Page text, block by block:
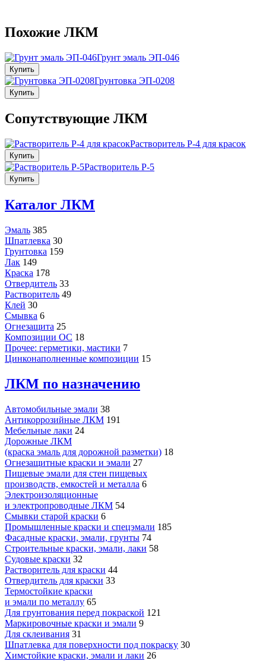
Похожие ЛКМ
Грунт эмаль ЭП-046
Купить
Грунтовка ЭП-0208
Купить
Сопутствующие ЛКМ
Растворитель Р-4 для красок
Купить
Растворитель Р-5
Купить
Каталог ЛКМ
Эмаль 385
Шпатлевка 30
Грунтовка 159
Лак 149
Краска 178
Отвердитель 33
Растворитель 49
Клей 30
Смывка 6
Огнезащита 25
Композиции ОС 18
Прочее: герметики, мастики 7
Цинконаполненные композиции 15
ЛКМ по назначению
Автомобильные эмали 38
Антикоррозийные ЛКМ 191
Мебельные лаки 24
Дорожные ЛКМ
(краска эмаль для дорожной разметки) 18
Огнезащитные краски и эмали 27
Пищевые эмали для стен пищевых
производств, емкостей и металла 6
Электроизоляционные
и электропроводные ЛКМ 54
Смывки старой краски 6
Промышленные краски и спецэмали 185
Фасадные краски, эмали, грунты 74
Строительные краски, эмали, лаки 58
Судовые краски 32
Растворитель для краски 44
Отвердитель для краски 33
Термостойкие краски
и эмали по металлу 65
Для грунтования перед покраской 121
Маркировочные краски и эмали 9
Для склеивания 31
Шпатлевка для поверхности под покраску 30
Химстойкие краски, эмали и лаки 26